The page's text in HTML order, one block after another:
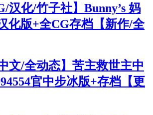
汉化/竹子社】Bunny’s 妈
化版+全CG存档【新作/全
文/全动态】苦主救世主中
官中步冰版+存档【更